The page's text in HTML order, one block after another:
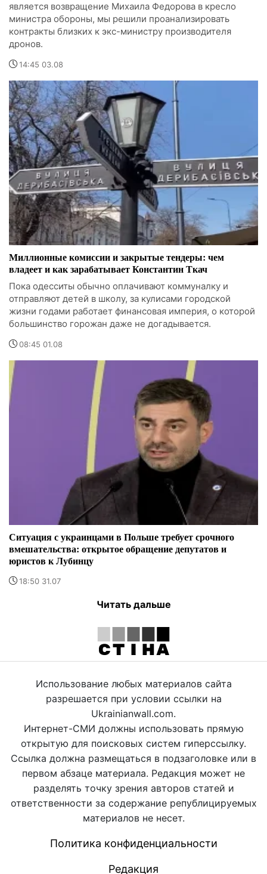
является возвращение Михаила Федорова в кресло
министра обороны, мы решили проанализировать
контракты близких к экс-министру производителя
дронов.
14:45 03.08
Миллионные комиссии и закрытые тендеры: чем
владеет и как зарабатывает Константин Ткач
Пока одесситы обычно оплачивают коммуналку и
отправляют детей в школу, за кулисами городской
жизни годами работает финансовая империя, о которой
большинство горожан даже не догадывается.
08:45 01.08
Ситуация с украинцами в Польше требует срочного
вмешательства: открытое обращение депутатов и
юристов к Лубинцу
18:50 31.07
Читать дальше
Использование любых материалов сайта
разрешается при условии ссылки на
Ukrainianwall.com.
Интернет-СМИ должны использовать прямую
открытую для поисковых систем гиперссылку.
Ссылка должна размещаться в подзаголовке или в
первом абзаце материала. Редакция может не
разделять точку зрения авторов статей и
ответственности за содержание републицируемых
материалов не несет.
Политика конфиденциальности
Редакция